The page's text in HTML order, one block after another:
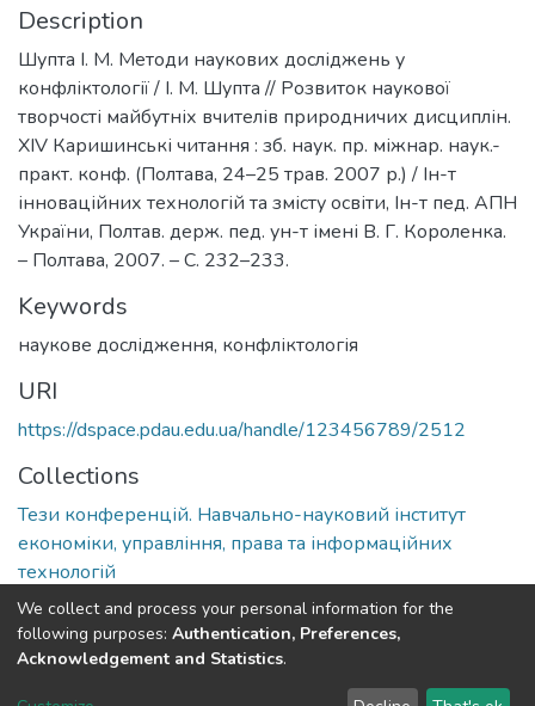
Description
Шупта І. М. Методи наукових досліджень у
конфліктології / І. М. Шупта // Розвиток наукової
творчості майбутніх вчителів природничих дисциплін.
ХIV Каришинські читання : зб. наук. пр. міжнар. наук.-
практ. конф. (Полтава, 24–25 трав. 2007 р.) / Ін-т
інноваційних технологій та змісту освіти, Ін-т пед. АПН
України, Полтав. держ. пед. ун-т імені В. Г. Короленка.
– Полтава, 2007. – С. 232–233.
Keywords
наукове дослідження, конфліктологія
URI
https://dspace.pdau.edu.ua/handle/123456789/2512
Collections
Тези конференцій. Навчально-науковий інститут
економіки, управління, права та інформаційних
технологій
Full item page
DSpace software copyright © 2002-2026 LYRASIS
We collect and process your personal information for the
following purposes: Authentication, Preferences,
Acknowledgement and Statistics.